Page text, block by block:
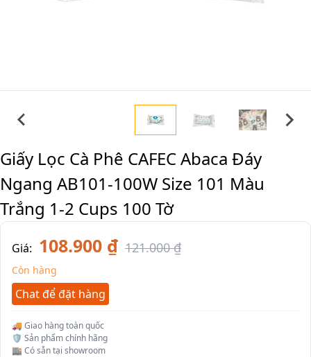
Giấy Lọc Cà Phê CAFEC Abaca Đáy
Ngang AB101-100W Size 101 Màu
Trắng 1-2 Cups 100 Tờ
Giá: 108.900 ₫ 121.000 ₫
Còn hàng
Chat để đặt hàng
🚚 Giao hàng toàn quốc
🛡️ Sản phẩm chính hãng
🏬 Có sẵn tại showroom